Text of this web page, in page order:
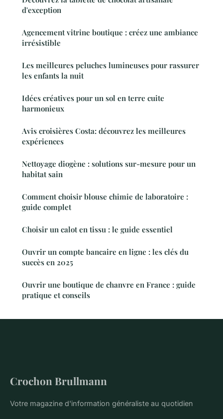
d'exception
Agencement vitrine boutique : créez une ambiance
irrésistible
Les meilleures peluches lumineuses pour rassurer
les enfants la nuit
Idées créatives pour un sol en terre cuite
harmonieux
Avis croisières Costa: découvrez les meilleures
expériences
Nettoyage diogène : solutions sur-mesure pour un
habitat sain
Comment choisir blouse chimie de laboratoire :
guide complet
Choisir un calot en tissu : le guide essentiel
Ouvrir un compte bancaire en ligne : les clés du
succès en 2025
Ouvrir une boutique de chanvre en France : guide
pratique et conseils
Crochon Brullmann
Votre magazine d'information généraliste au quotidien